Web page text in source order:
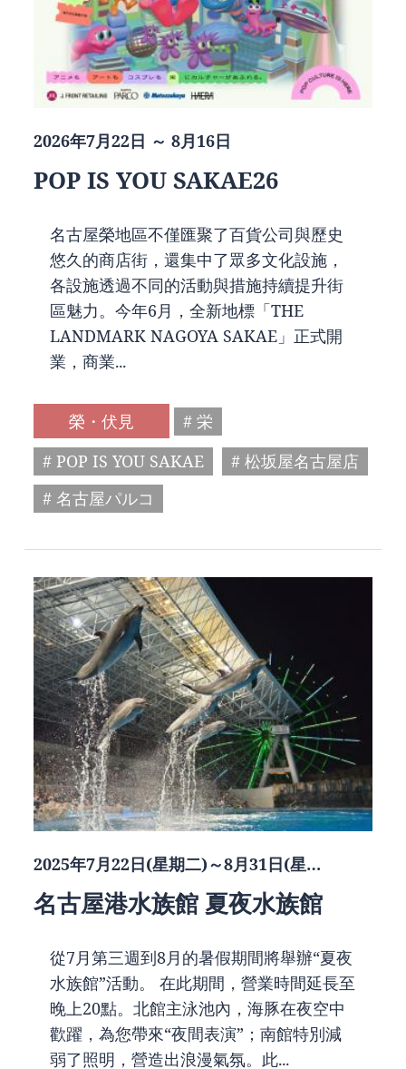
2026年7月22日 ～ 8月16日
POP IS YOU SAKAE26
名古屋榮地區不僅匯聚了百貨公司與歷史
悠久的商店街，還集中了眾多文化設施，
各設施透過不同的活動與措施持續提升街
區魅力。今年6月，全新地標「THE
LANDMARK NAGOYA SAKAE」正式開
業，商業...
榮・伏見
# 栄
# POP IS YOU SAKAE
# 松坂屋名古屋店
# 名古屋パルコ
2025年7月22日(星期二)～8月31日(星…
名古屋港水族館 夏夜水族館
從7月第三週到8月的暑假期間將舉辦“夏夜
水族館”活動。 在此期間，營業時間延長至
晚上20點。北館主泳池內，海豚在夜空中
歡躍，為您帶來“夜間表演”；南館特別減
弱了照明，營造出浪漫氣氛。此...